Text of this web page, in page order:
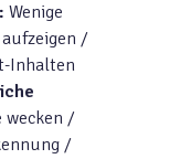
Wenige
/
Inhalten
wecken /
/